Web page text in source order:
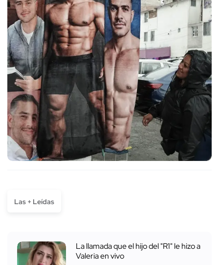
Las + Leídas
La llamada que el hijo del "R1" le hizo a
Valeria en vivo